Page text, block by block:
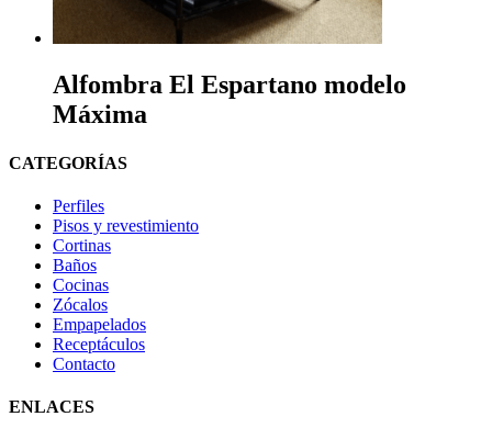
Alfombra El Espartano modelo
Máxima
CATEGORÍAS
Perfiles
Pisos y revestimiento
Cortinas
Baños
Cocinas
Zócalos
Empapelados
Receptáculos
Contacto
ENLACES